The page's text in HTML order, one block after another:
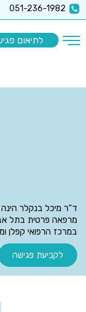
051-236-1982
לתיאום
ד"ר מיכל בנקלר
מרפאה פרטית בתל
במרכז הרפואי קפלן
לקביעת פגישה